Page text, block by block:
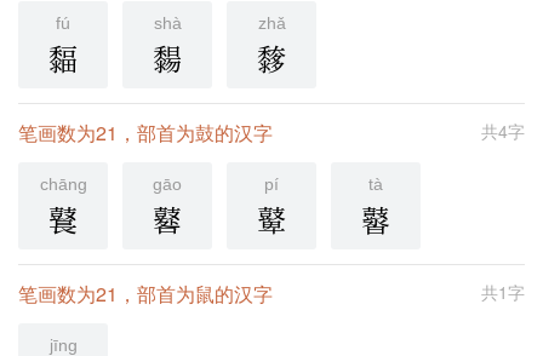
fú
䵗
shà
䵘
zhǎ
䵙
共4字
笔画数为21，部首为鼓的汉字
chāng
鼚
gāo
鼛
pí
鼙
tà
䶁
共1字
笔画数为21，部首为鼠的汉字
jīng